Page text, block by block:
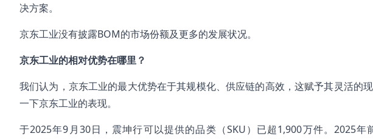
决方案。
京东工业没有披露BOM的市场份额及更多的发展状况。
京东工业的相对优势在哪里？
我们认为，京东工业的最大优势在于其规模化、供应链的高效，这赋予其灵活的
一下京东工业的表现。
于2025年9月30日，震坤行可以提供的品类（SKU）已超1,900万件。2025